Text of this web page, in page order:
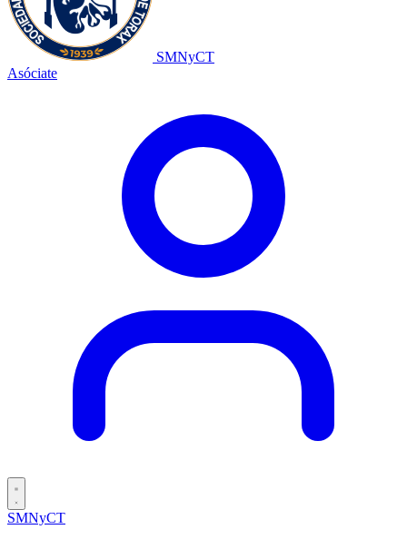
SMNyCT
Asóciate
SMNyCT